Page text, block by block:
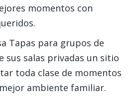
momentos con
Tapas para grupos de
sus salas privadas un sitio
toda clase de momentos
ambiente familiar.